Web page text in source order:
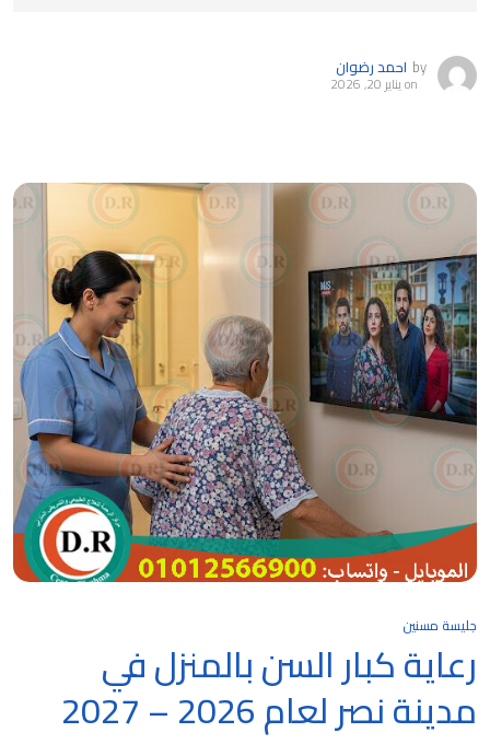
by احمد رضوان
onيناير 20, 2026
جليسة مسنين
رعاية كبار السن بالمنزل في
مدينة نصر لعام 2026 – 2027